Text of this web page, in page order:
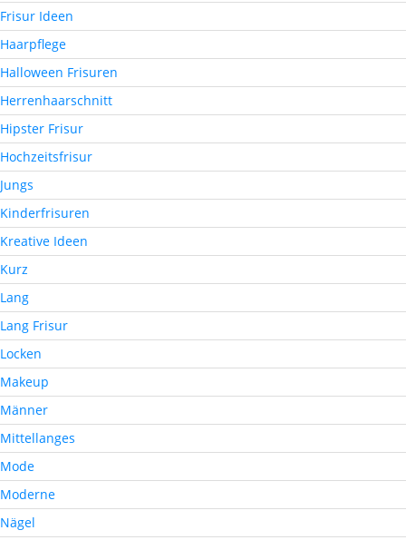
Frisur Ideen
Haarpflege
Halloween Frisuren
Herrenhaarschnitt
Hipster Frisur
Hochzeitsfrisur
Jungs
Kinderfrisuren
Kreative Ideen
Kurz
Lang
Lang Frisur
Locken
Makeup
Männer
Mittellanges
Mode
Moderne
Nägel